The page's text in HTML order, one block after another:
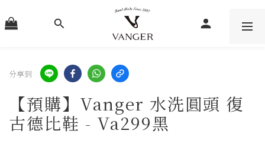
分享到
【預購】Vanger 水洗圓頭 復
古德比鞋 - Va299黑